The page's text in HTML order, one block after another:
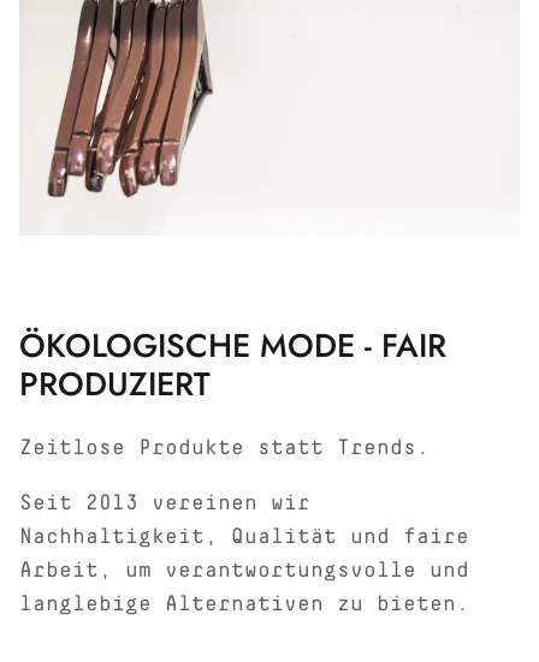
ÖKOLOGISCHE MODE - FAIR
PRODUZIERT
Zeitlose Produkte statt Trends.
Seit 2013 vereinen wir
Nachhaltigkeit, Qualität und faire
Arbeit, um verantwortungsvolle und
langlebige Alternativen zu bieten.